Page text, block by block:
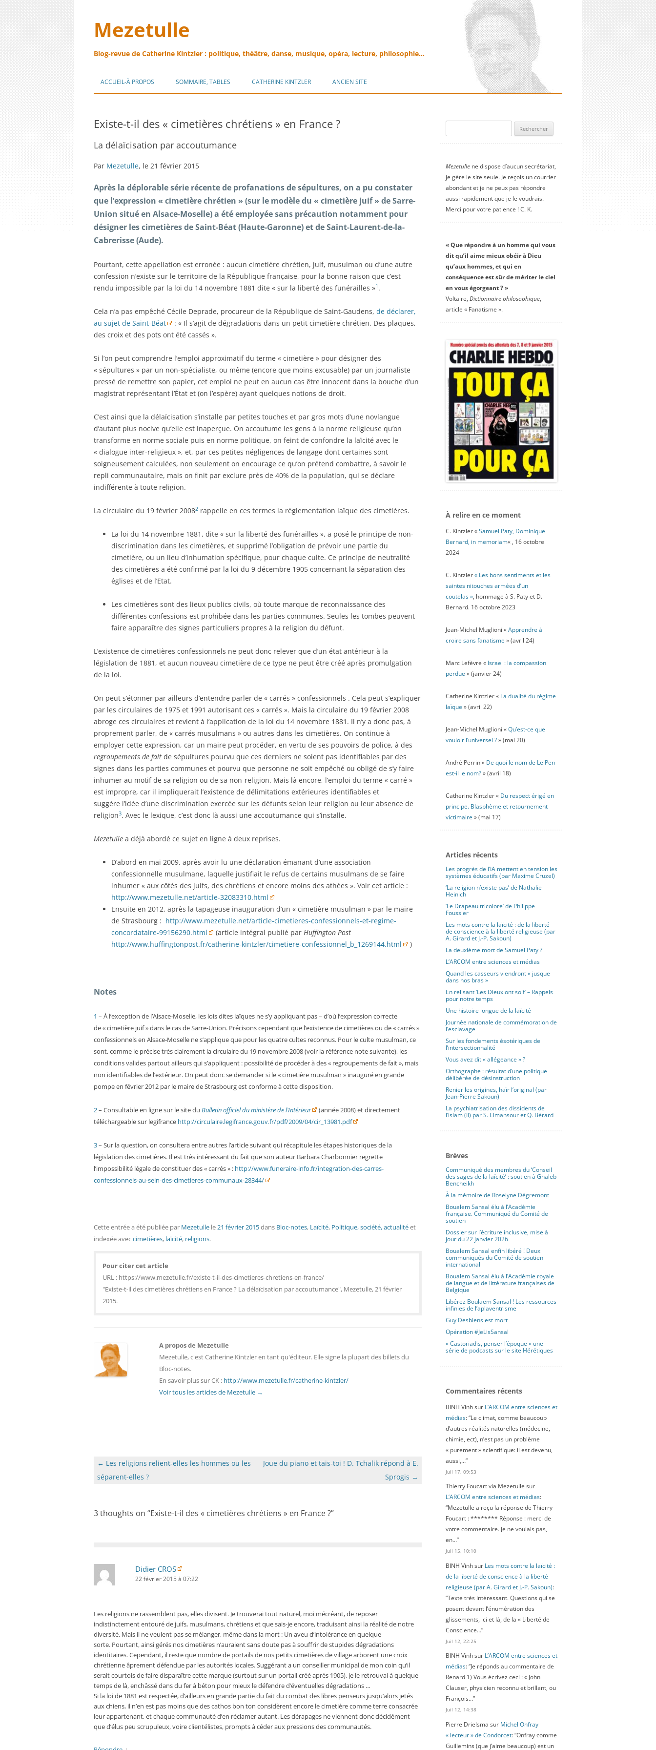
Mezetulle
Blog-revue de Catherine Kintzler : politique, théâtre, danse, musique, opéra, lecture, philosophie…
au
ACCUEIL-À PROPOS SOMMAIRE, TABLES CATHERINE KINTZLER ANCIEN SITE
Existe-t-il des « cimetières chrétiens » en France ?
La délaïcisation par accoutumance
Par Mezetulle, le 21 février 2015
Après la déplorable série récente de profanations de sépultures, on a pu constater
que l’expression « cimetière chrétien » (sur le modèle du « cimetière juif » de Sarre-
Union situé en Alsace-Moselle) a été employée sans précaution notamment pour
désigner les cimetières de Saint-Béat (Haute-Garonne) et de Saint-Laurent-de-la-
Cabrerisse (Aude).
Pourtant, cette appellation est erronée : aucun cimetière chrétien, juif, musulman ou d’une autre
confession n’existe sur le territoire de la République française, pour la bonne raison que c’est
rendu impossible par la loi du 14 novembre 1881 dite « sur la liberté des funérailles »1 .
Cela n’a pas empêché Cécile Deprade, procureur de la République de Saint-Gaudens, de déclarer,
au sujet de Saint-Béat
: « Il s’agit de dégradations dans un petit cimetière chrétien. Des plaques,
des croix et des pots ont été cassés ».
Si l’on peut comprendre l’emploi approximatif du terme « cimetière » pour désigner des
« sépultures » par un non-spécialiste, ou même (encore que moins excusable) par un journaliste
pressé de remettre son papier, cet emploi ne peut en aucun cas être innocent dans la bouche d’un
magistrat représentant l’État et (on l’espère) ayant quelques notions de droit.
C’est ainsi que la délaïcisation s’installe par petites touches et par gros mots d’une novlangue
d’autant plus nocive qu’elle est inaperçue. On accoutume les gens à la norme religieuse qu’on
transforme en norme sociale puis en norme politique, on feint de confondre la laïcité avec le
« dialogue inter-religieux », et, par ces petites négligences de langage dont certaines sont
soigneusement calculées, non seulement on encourage ce qu’on prétend combattre, à savoir le
repli communautaire, mais on finit par exclure près de 40% de la population, qui se déclare
indifférente à toute religion.
La circulaire du 19 février 20082 rappelle en ces termes la réglementation laïque des cimetières.
La loi du 14 novembre 1881, dite « sur la liberté des funérailles », a posé le principe de non-
discrimination dans les cimetières, et supprimé l’obligation de prévoir une partie du
cimetière, ou un lieu d’inhumation spécifique, pour chaque culte. Ce principe de neutralité
des cimetières a été confirmé par la loi du 9 décembre 1905 concernant la séparation des
églises et de l’Etat.
Les cimetières sont des lieux publics civils, où toute marque de reconnaissance des
différentes confessions est prohibée dans les parties communes. Seules les tombes peuvent
faire apparaître des signes particuliers propres à la religion du défunt.
L’existence de cimetières confessionnels ne peut donc relever que d’un état antérieur à la
législation de 1881, et aucun nouveau cimetière de ce type ne peut être créé après promulgation
de la loi.
On peut s’étonner par ailleurs d’entendre parler de « carrés » confessionnels . Cela peut s’expliquer
par les circulaires de 1975 et 1991 autorisant ces « carrés ». Mais la circulaire du 19 février 2008
abroge ces circulaires et revient à l’application de la loi du 14 novembre 1881. Il n’y a donc pas, à
proprement parler, de « carrés musulmans » ou autres dans les cimetières. On continue à
employer cette expression, car un maire peut procéder, en vertu de ses pouvoirs de police, à des
regroupements de fait de sépultures pourvu que ces derniers ne soient pas identifiables par des
signes dans les parties communes et pourvu que personne ne soit empêché ou obligé de s’y faire
inhumer au motif de sa religion ou de sa non-religion. Mais là encore, l’emploi du terme « carré »
est impropre, car il impliquerait l’existence de délimitations extérieures identifiables et
suggère l’idée d’une discrimination exercée sur les défunts selon leur religion ou leur absence de
religion3. Avec le lexique, c’est donc là aussi une accoutumance qui s’installe.
Mezetulle a déjà abordé ce sujet en ligne à deux reprises.
D’abord en mai 2009, après avoir lu une déclaration émanant d’une association
confessionnelle musulmane, laquelle justifiait le refus de certains musulmans de se faire
inhumer « aux côtés des juifs, des chrétiens et encore moins des athées ». Voir cet article :
http://www.mezetulle.net/article-32083310.html
Ensuite en 2012, après la tapageuse inauguration d’un « cimetière musulman » par le maire
de Strasbourg : http://www.mezetulle.net/article-cimetieres-confessionnels-et-regime-
concordataire-99156290.html
(article intégral publié par Huffington Post
http://www.huffingtonpost.fr/catherine-kintzler/cimetiere-confessionnel_b_1269144.html
)
Notes
1 – À l’exception de l’Alsace-Moselle, les lois dites laïques ne s’y appliquant pas – d’où l’expression correcte
de « cimetière juif » dans le cas de Sarre-Union. Précisons cependant que l’existence de cimetières ou de « carrés »
confessionnels en Alsace-Moselle ne s’applique que pour les quatre cultes reconnus. Pour le culte musulman, ce
sont, comme le précise très clairement la circulaire du 19 novembre 2008 (voir la référence note suivante), les
conditions valides partout ailleurs qui s’appliquent : possibilité de procéder à des « regroupements de fait », mais
non identifiables de l’extérieur. On peut donc se demander si le « cimetière musulman » inauguré en grande
pompe en février 2012 par le maire de Strasbourg est conforme à cette disposition.
2– Consultable en ligne sur le site du Bulletin officiel du ministère de l’Intérieur
(année 2008) et directement
téléchargeable sur legifrance http://circulaire.legifrance.gouv.fr/pdf/2009/04/cir_13981.pdf
3– Sur la question, on consultera entre autres l’article suivant qui récapitule les étapes historiques de la
législation des cimetières. Il est très intéressant du fait que son auteur Barbara Charbonnier regrette
l’impossibilité légale de constituer des « carrés » : http://www.funeraire-info.fr/integration-des-carres-
confessionnels-au-sein-des-cimetieres-communaux-28344/
Cette entrée a été publiée par Mezetulle le21 février 2015dans Bloc-notes, Laïcité, Politique, société, actualitéet
indexée aveccimetières, laïcité, religions.
Pour citer cet article
URL : https://www.mezetulle.fr/existe-t-il-des-cimetieres-chretiens-en-france/
"Existe-t-il des cimetières chrétiens en France ? La délaïcisation par accoutumance", Mezetulle, 21 février
2015.
A propos de Mezetulle
Mezetulle, c'est Catherine Kintzler en tant qu'éditeur. Elle signe la plupart des billets du
Bloc-notes.
En savoir plus sur CK : http://www.mezetulle.fr/catherine-kintzler/
Voir tous les articles de Mezetulle →
Navigation
des
← Les religions relient-elles les hommes ou les
séparent-elles ?
Joue du piano et tais-toi ! D. Tchalik répond à E.
Sprogis →
3 thoughts on “Existe-t-il des « cimetières chrétiens » en France ?”
Didier CROS
22 février 2015 à 07:22
Les religions ne rassemblent pas, elles divisent. Je trouverai tout naturel, moi mécréant, de reposer
indistinctement entouré de juifs, musulmans, chrétiens et que sais-je encore, traduisant ainsi la réalité de notre
diversité. Mais il ne veulent pas se mélanger, même dans la mort : Un aveu d’intolérance en quelque
sorte. Pourtant, ainsi gérés nos cimetières n’auraient sans doute pas à souffrir de stupides dégradations
identitaires. Cependant, il reste que nombre de portails de nos petits cimetières de village arborent une croix
chrétienne âprement défendue par les autorités locales. Suggérant a un conseiller municipal de mon coin qu’il
serait courtois de faire disparaître cette marque (surtout sur un portail créé après 1905), je le retrouvai à quelque
temps de là, enchâssé dans du fer à béton pour mieux le défendre d’éventuelles dégradations …
Si la loi de 1881 est respectée, d’ailleurs en grande partie du fait du combat des libres penseurs jusqu’alors jetés
aux chiens, il n’en est pas moins que des cathos bon ton considèrent encore le cimetière comme terre consacrée
leur appartenant, et chaque communauté d’en réclamer autant. Les dérapages ne viennent donc décidément
que d’élus peu scrupuleux, voire clientélistes, prompts à céder aux pressions des communautés.
Mezetullene dispose d’aucun secrétariat,
je gère le site seule. Je reçois un courrier
abondant et je ne peux pas répondre
aussi rapidement que je le voudrais.
Merci pour votre patience ! C. K.
« Que répondre à un homme qui vous
dit qu’il aime mieux obéir à Dieu
qu’aux hommes, et qui en
conséquence est sûr de mériter le ciel
en vous égorgeant ? »
Voltaire, Dictionnaire philosophique,
article « Fanatisme ».
À relire en ce moment
C. Kintzler «Samuel Paty, Dominique
Bernard, in memoriam« , 16 octobre
2024
C. Kintzler« Les bons sentiments et les
saintes nitouches armées d’un
coutelas », hommage à S. Paty et D.
Bernard. 16 octobre 2023
Jean-Michel Muglioni «Apprendre à
croire sans fanatisme » (avril 24)
Marc Lefèvre « Israël : la compassion
perdue » (janvier 24)
Catherine Kintzler « La dualité du régime
laïque » (avril 22)
Jean-Michel Muglioni «Qu’est-ce que
vouloir l’universel ?» (mai 20)
André Perrin « De quoi le nom de Le Pen
est-il le nom?» (avril 18)
Catherine Kintzler « Du respect érigé en
principe. Blasphème et retournement
victimaire » (mai 17)
Articles récents
Les progrès de l’IA mettent en tension les
systèmes éducatifs (par Maxime Cruzel)
‘La religion n’existe pas’ de Nathalie
Heinich
‘Le Drapeau tricolore’ de Philippe
Foussier
Les mots contre la laïcité : de la liberté
de conscience à la liberté religieuse (par
A. Girard et J.-P. Sakoun)
La deuxième mort de Samuel Paty ?
L’ARCOM entre sciences et médias
Quand les casseurs viendront « jusque
dans nos bras »
En relisant ‘Les Dieux ont soif’ – Rappels
pour notre temps
Une histoire longue de la laïcité
Journée nationale de commémoration de
l’esclavage
Sur les fondements ésotériques de
l’intersectionnalité
Vous avez dit « allégeance » ?
Orthographe : résultat d’une politique
délibérée de désinstruction
Renier les origines, haïr l’original (par
Jean-Pierre Sakoun)
La psychiatrisation des dissidents de
l’islam (II) par S. Elmansour et Q. Bérard
Brèves
Communiqué des membres du ‘Conseil
des sages de la laïcité’ : soutien à Ghaleb
Bencheikh
À la mémoire de Roselyne Dégremont
Boualem Sansal élu à l’Académie
française. Communiqué du Comité de
soutien
Dossier sur l’écriture inclusive, mise à
jour du 22 janvier 2026
Boualem Sansal enfin libéré ! Deux
communiqués du Comité de soutien
international
Boualem Sansal élu à l’Académie royale
de langue et de littérature françaises de
Belgique
Libérez Boulaem Sansal ! Les ressources
infinies de l’aplaventrisme
Guy Desbiens est mort
Opération #JeLisSansal
« Castoriadis, penser l’époque » une
série de podcasts sur le site Hérétiques
Commentaires récents
BINH Vinhsur L’ARCOM entre sciences et
médias: “Le climat, comme beaucoup
d’autres réalités naturelles (médecine,
chimie, ect), n’est pas un problème
« purement » scientifique: il est devenu,
aussi,…”
Juil 17, 09:53
Thierry Foucart via Mezetulle sur
L’ARCOM entre sciences et médias:
“Mezetulle a reçu la réponse de Thierry
Foucart : ******** Réponse : merci de
votre commentaire. Je ne voulais pas,
en…”
Juil 15, 10:10
BINH Vinhsur Les mots contre la laïcité :
de la liberté de conscience à la liberté
religieuse (par A. Girard et J.-P. Sakoun):
“Texte très intéressant. Questions qui se
posent devant l’énumération des
glissements, ici et là, de la « Liberté de
Conscience…”
Juil 12, 22:25
BINH Vinhsur L’ARCOM entre sciences et
médias: “Je réponds au commentaire de
Renard 1) Vous écrivez ceci : « John
Clauser, physicien reconnu et brillant, ou
François…”
Juil 12, 14:38
Pierre Drielsma sur Michel Onfray
« lecteur » de Condorcet: “Onfray comme
Guillemins (que j’aime beaucoup) est un